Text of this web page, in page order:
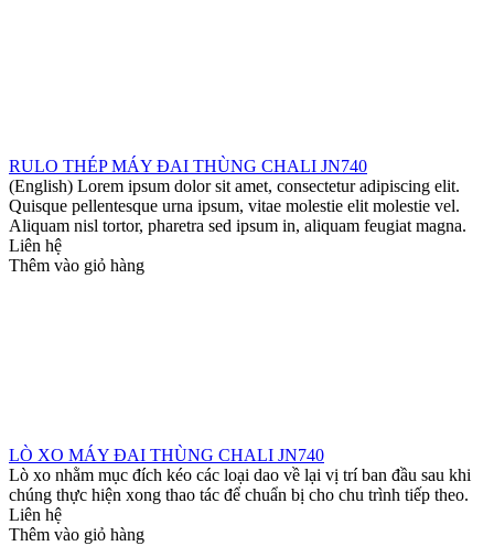
RULO THÉP MÁY ĐAI THÙNG CHALI JN740
(English) Lorem ipsum dolor sit amet, consectetur adipiscing elit.
Quisque pellentesque urna ipsum, vitae molestie elit molestie vel.
Aliquam nisl tortor, pharetra sed ipsum in, aliquam feugiat magna.
Liên hệ
Thêm vào giỏ hàng
LÒ XO MÁY ĐAI THÙNG CHALI JN740
Lò xo nhằm mục đích kéo các loại dao về lại vị trí ban đầu sau khi
chúng thực hiện xong thao tác để chuẩn bị cho chu trình tiếp theo.
Liên hệ
Thêm vào giỏ hàng